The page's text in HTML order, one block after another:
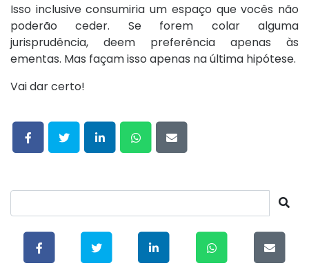
Isso inclusive consumiria um espaço que vocês não
poderão ceder. Se forem colar alguma
jurisprudência, deem preferência apenas às
ementas. Mas façam isso apenas na última hipótese.
Vai dar certo!